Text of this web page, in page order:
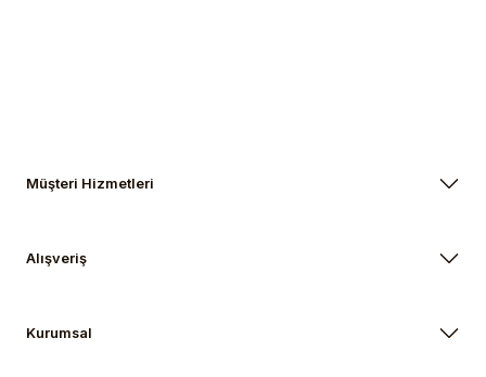
Müşteri Hizmetleri
Alışveriş
Kurumsal